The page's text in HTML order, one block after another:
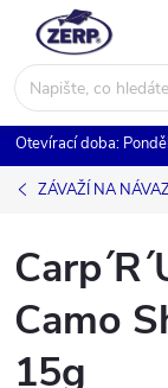
obsah
Otevírací doba:
ZÁVAŽÍ NA
Camo
15g